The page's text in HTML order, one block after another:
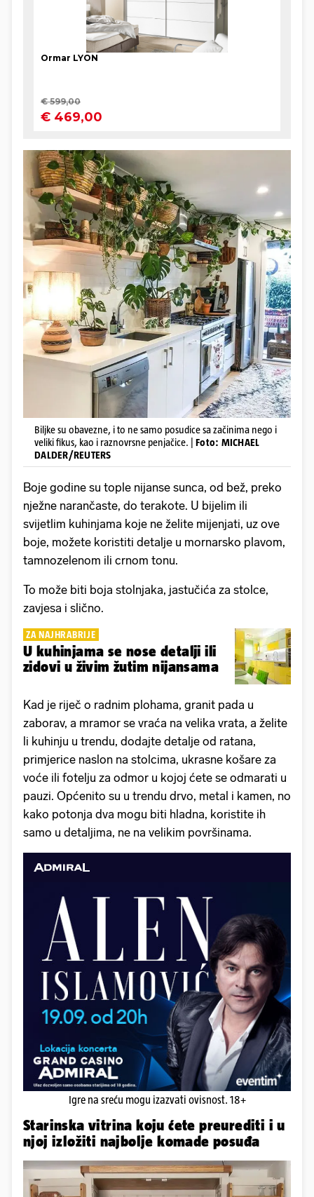
Biljke su obavezne, i to ne samo posudice sa začinima nego i
veliki fikus, kao i raznovrsne penjačice. | Foto: MICHAEL
DALDER/REUTERS
Boje godine su tople nijanse sunca, od bež, preko
nježne narančaste, do terakote. U bijelim ili
svijetlim kuhinjama koje ne želite mijenjati, uz ove
boje, možete koristiti detalje u mornarsko plavom,
tamnozelenom ili crnom tonu.
To može biti boja stolnjaka, jastučića za stolce,
zavjesa i slično.
ZA NAJHRABRIJE
U kuhinjama se nose detalji ili
zidovi u živim žutim nijansama
Kad je riječ o radnim plohama, granit pada u
zaborav, a mramor se vraća na velika vrata, a želite
li kuhinju u trendu, dodajte detalje od ratana,
primjerice naslon na stolcima, ukrasne košare za
voće ili fotelju za odmor u kojoj ćete se odmarati u
pauzi. Općenito su u trendu drvo, metal i kamen, no
kako potonja dva mogu biti hladna, koristite ih
samo u detaljima, ne na velikim površinama.
Igre na sreću mogu izazvati ovisnost. 18+
Starinska vitrina koju ćete preurediti i u
njoj izložiti najbolje komade posuđa